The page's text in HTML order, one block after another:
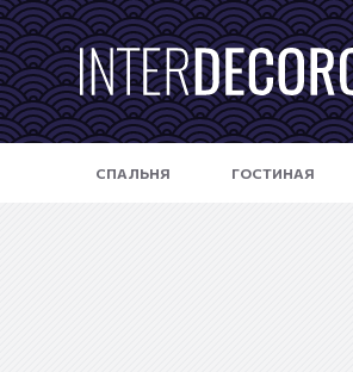
П
е
р
е
й
СПАЛЬНЯ ГОСТИНАЯ